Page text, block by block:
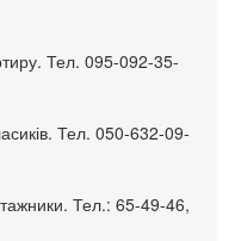
Тел. 095-092-35-
Тел. 050-632-09-
Тел.: 65-49-46,